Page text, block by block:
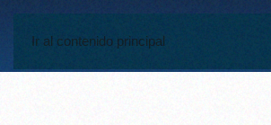
Ir al contenido principal